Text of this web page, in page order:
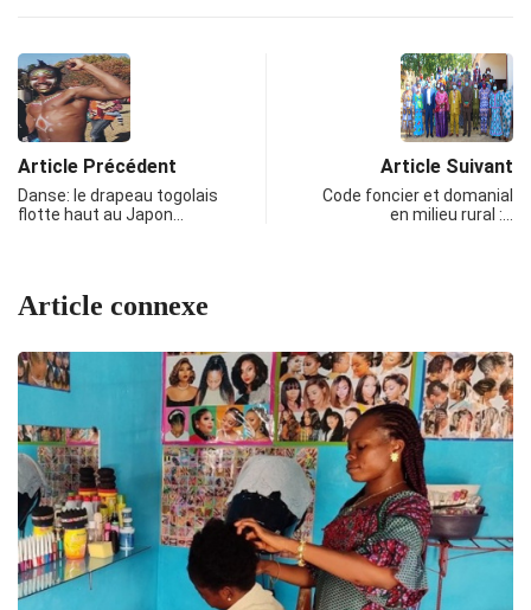
Article Précédent
Danse: le drapeau togolais
flotte haut au Japon…
Article Suivant
Code foncier et domanial
en milieu rural :…
Article connexe